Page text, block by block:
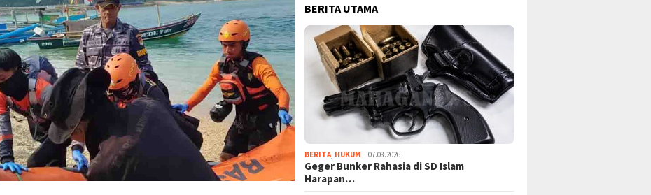
BERITA UTAMA
BERITA, HUKUM 07.08.2026
Geger Bunker Rahasia di SD Islam
Harapan…